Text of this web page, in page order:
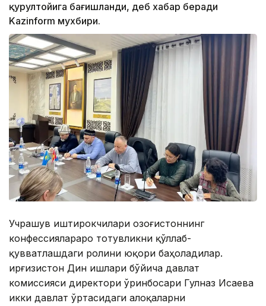
қурултойига бағишланди, деб хабар беради
Kazinform мухбири.
Учрашув иштирокчилари Қозоғистоннинг
конфессиялараро тотувликни қўллаб-
қувватлашдаги ролини юқори баҳоладилар.
Қирғизистон Дин ишлари бўйича давлат
комиссияси директори ўринбосари Гулназ Исаева
икки давлат ўртасидаги алоқаларни